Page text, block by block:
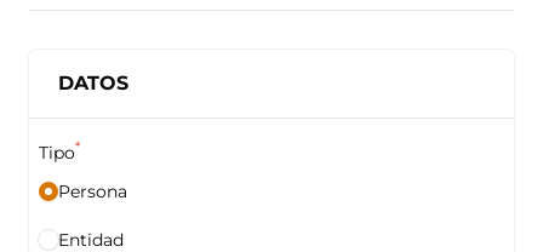
DATOS
Tipo*
Persona
Entidad